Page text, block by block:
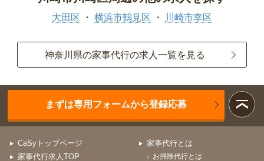
大田区 横浜市鶴見区 川崎市幸区
神奈川県の家事代行の求人一覧を見る
まずは専用フォームから登録応募
CaSyトップページ
家事代行求人TOP
家事代行とは
お掃除代行とは